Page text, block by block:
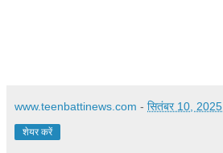
www.teenbattinews.com - सितंबर 10, 2025
शेयर करें